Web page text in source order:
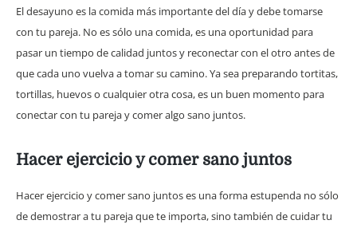
El desayuno es la comida más importante del día y debe tomarse
con tu pareja. No es sólo una comida, es una oportunidad para
pasar un tiempo de calidad juntos y reconectar con el otro antes de
que cada uno vuelva a tomar su camino. Ya sea preparando tortitas,
tortillas, huevos o cualquier otra cosa, es un buen momento para
conectar con tu pareja y comer algo sano juntos.
Hacer ejercicio y comer sano juntos
Hacer ejercicio y comer sano juntos es una forma estupenda no sólo
de demostrar a tu pareja que te importa, sino también de cuidar tu